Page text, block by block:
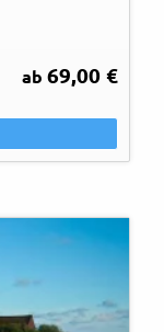
ab 69,00 €